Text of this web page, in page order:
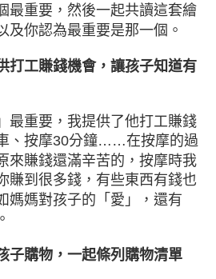
最重要，然後一起共讀這套繪
及你認為最重要是那一個。
打工賺錢機會，讓孩子知道有
最重要，我提供了他打工賺錢
、按摩30分鐘……在按摩的過
來賺錢還滿辛苦的，按摩時我
賺到很多錢，有些東西有錢也
媽媽對孩子的「愛」，還有
子購物，一起條列購物清單